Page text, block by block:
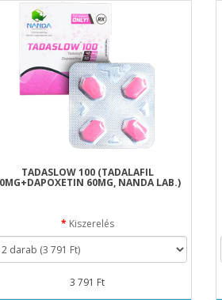
TADASLOW 100 (TADALAFIL
60MG, NANDA LAB.)
Kiszerelés
3 791 Ft